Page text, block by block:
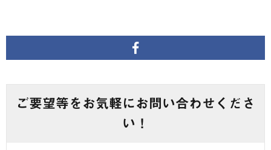
ご要望等をお気軽にお問い合わせくださ
い！